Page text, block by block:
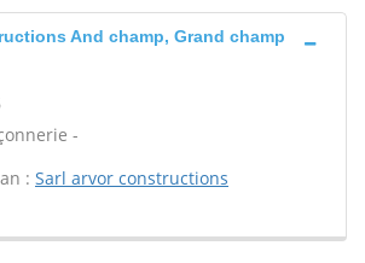
And champ, Grand champ
-
: Sarl arvor constructions